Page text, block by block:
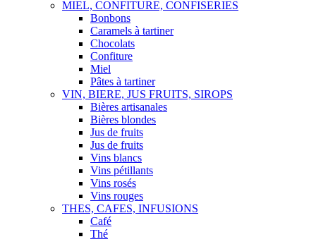
MIEL, CONFITURE, CONFISERIES
Bonbons
Caramels à tartiner
Chocolats
Confiture
Miel
Pâtes à tartiner
VIN, BIERE, JUS FRUITS, SIROPS
Bières artisanales
Bières blondes
Jus de fruits
Jus de fruits
Vins blancs
Vins pétillants
Vins rosés
Vins rouges
THES, CAFES, INFUSIONS
Café
Thé